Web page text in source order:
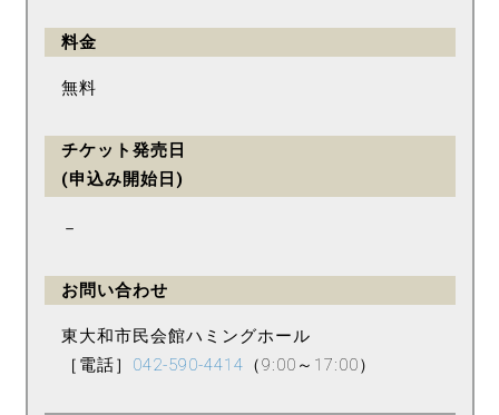
料金
無料
チケット発売日
(申込み開始日)
－
お問い合わせ
東大和市民会館ハミングホール
［電話］ 042-590-4414 （9:00～17:00）